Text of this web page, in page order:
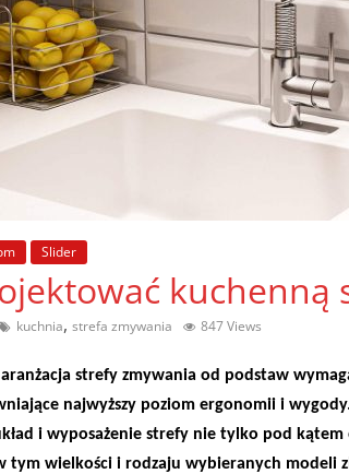
Slider
kuchenną
kuchnia, strefa zmywania 847 Views
strefy zmywania od podstaw
najwyższy poziom ergonomii i
i wyposażenie strefy nie tylko pod
tym wielkości i rodzaju wybieranych modeli